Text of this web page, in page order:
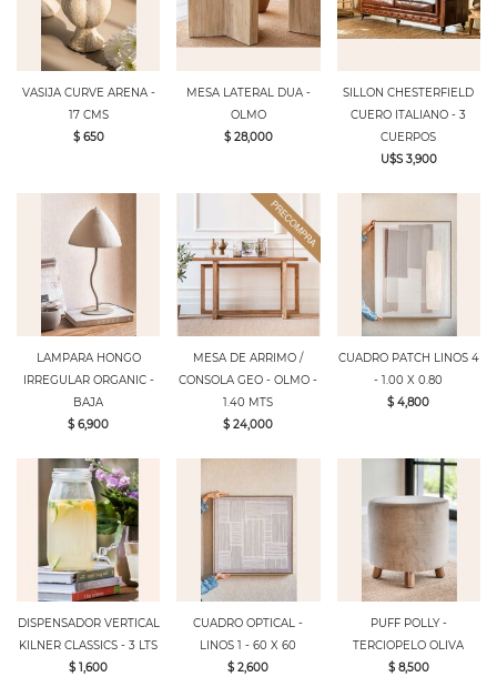
VASIJA CURVE ARENA -
17 CMS
$ 650
MESA LATERAL DUA -
OLMO
$ 28,000
SILLON CHESTERFIELD
CUERO ITALIANO - 3
CUERPOS
U$S 3,900
LAMPARA HONGO
IRREGULAR ORGANIC -
BAJA
$ 6,900
MESA DE ARRIMO /
CONSOLA GEO - OLMO -
1.40 MTS
$ 24,000
CUADRO PATCH LINOS 4
- 1.00 X 0.80
$ 4,800
DISPENSADOR VERTICAL
KILNER CLASSICS - 3 LTS
$ 1,600
CUADRO OPTICAL -
LINOS 1 - 60 X 60
$ 2,600
PUFF POLLY -
TERCIOPELO OLIVA
$ 8,500